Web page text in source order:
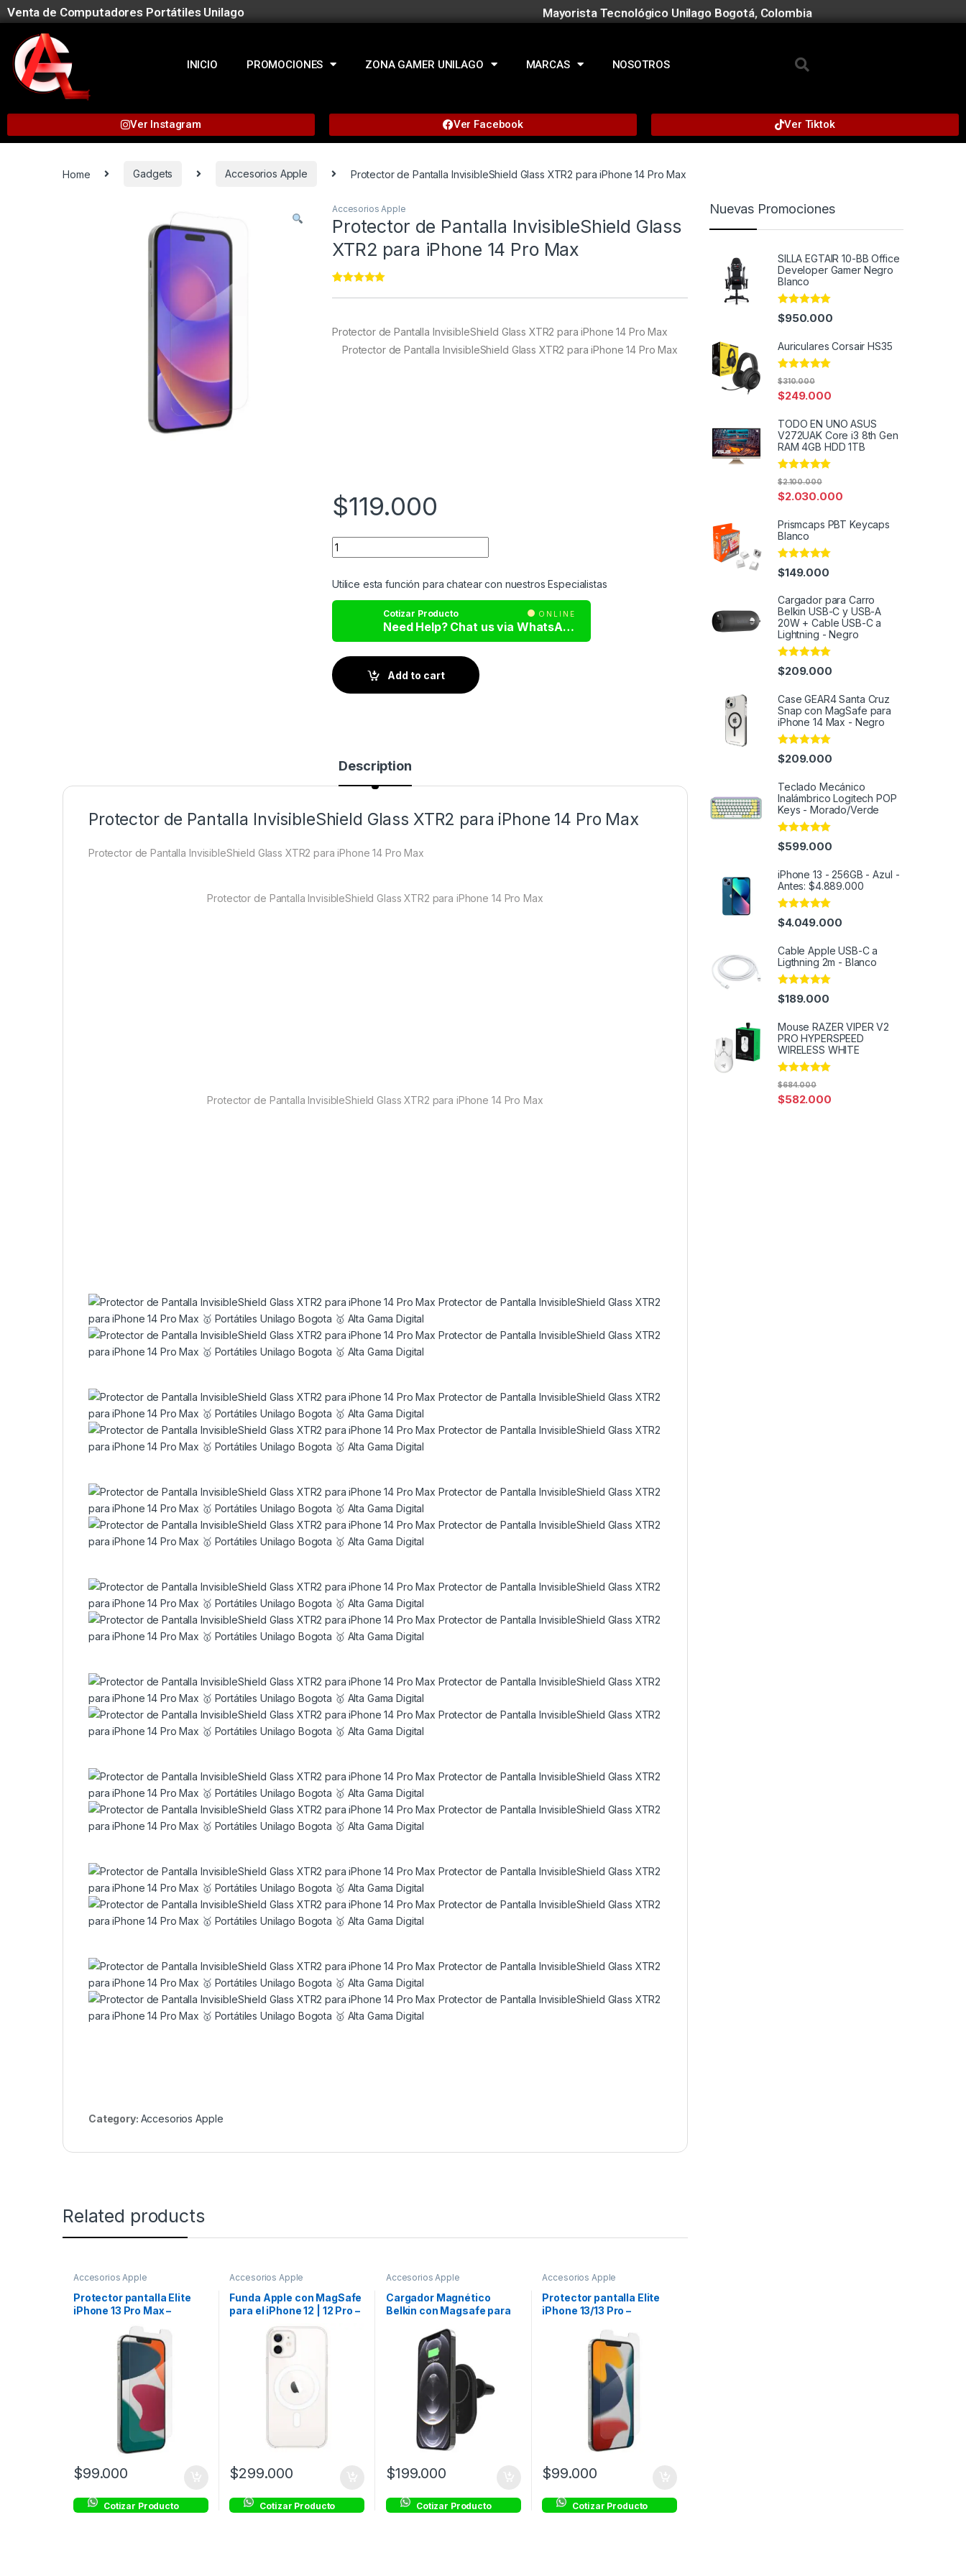
Venta de Computadores Portátiles Unilago Mayorista Tecnológico Unilago Bogotá, Colombia
INICIO PROMOCIONES ZONA GAMER UNILAGO MARCAS NOSOTROS
Ver Instagram Ver Facebook Ver Tiktok
Home Gadgets Accesorios Apple Protector de Pantalla InvisibleShield Glass XTR2 para iPhone 14 Pro Max
Accesorios Apple
Protector de Pantalla InvisibleShield Glass
XTR2 para iPhone 14 Pro Max
ratings
Protector de Pantalla InvisibleShield Glass XTR2 para iPhone 14 Pro Max
Protector de Pantalla InvisibleShield Glass XTR2 para iPhone 14 Pro Max
$119.000
Utilice esta función para chatear con nuestros Especialistas
Cotizar Producto ONLINE
Need Help? Chat us via WhatsApp
Add to cart
Description
Protector de Pantalla InvisibleShield Glass XTR2 para iPhone 14 Pro Max
Protector de Pantalla InvisibleShield Glass XTR2 para iPhone 14 Pro Max
Protector de Pantalla InvisibleShield Glass XTR2 para iPhone 14 Pro Max
Protector de Pantalla InvisibleShield Glass XTR2 para iPhone 14 Pro Max
Category: Accesorios Apple
Related products
Accesorios Apple
Protector pantalla Elite
iPhone 13 Pro Max –
$99.000
Cotizar Producto
Accesorios Apple
Funda Apple con MagSafe
para el iPhone 12 | 12 Pro –
$299.000
Cotizar Producto
Accesorios Apple
Cargador Magnético
Belkin con Magsafe para
$199.000
Cotizar Producto
Accesorios Apple
Protector pantalla Elite
iPhone 13/13 Pro –
$99.000
Cotizar Producto
Nuevas Promociones
SILLA EGTAIR 10-BB Office
Developer Gamer Negro
Blanco
Rated4.91
out of 5
$950.000
Auriculares Corsair HS35
Rated4.82
out of 5
$249.000
$310.000
TODO EN UNO ASUS
V272UAK Core i3 8th Gen
RAM 4GB HDD 1TB
Rated 5.00
out of 5
$2.030.000
$2.100.000
Prismcaps PBT Keycaps
Blanco
Rated 5.00
out of 5
$149.000
Cargador para Carro
Belkin USB-C y USB-A
20W + Cable USB-C a
Lightning - Negro
Rated4.96
out of 5
$209.000
Case GEAR4 Santa Cruz
Snap con MagSafe para
iPhone 14 Max - Negro
Rated4.95
out of 5
$209.000
Teclado Mecánico
Inalámbrico Logitech POP
Keys - Morado/Verde
Rated4.95
out of 5
$599.000
iPhone 13 - 256GB - Azul -
Antes: $4.889.000
Rated 4.82
out of 5
$4.049.000
Cable Apple USB-C a
Ligthning 2m - Blanco
Rated 4.95
out of 5
$189.000
Mouse RAZER VIPER V2
PRO HYPERSPEED
WIRELESS WHITE
Rated5.00
out of 5
$582.000
$684.000